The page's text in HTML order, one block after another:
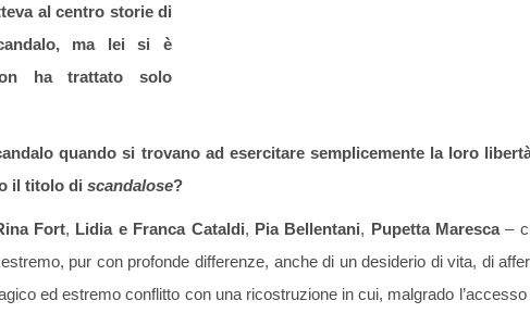
al centro storie di
ma lei si è
ha trattato solo
quando si trovano ad esercitare semplicemente la loro
il titolo di scandalose?
Fort, Lidia e Franca Cataldi, Pia Bellentani, Pupetta Maresca–
pur con profonde differenze, anche di un desiderio di vita, di
ed estremo conflitto con una ricostruzione in cui, malgrado